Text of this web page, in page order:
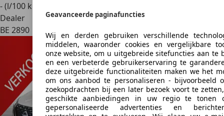
Geavanceerde paginafuncties
Wij en derden gebruiken verschillende
middelen, waaronder cookies en vergelijkbare
onze website, om u uitgebreide sitefuncties aan te
en een verbeterde gebruikerservaring te
deze uitgebreide functionaliteiten maken we het
om ons aanbod te personaliseren - bijvoorbeeld
zoekopdrachten bij een later bezoek voort te
geschikte aanbiedingen in uw regio te tonen
gepersonaliseerde advertenties en
- (l/100 km)
Dealer
BE 2890